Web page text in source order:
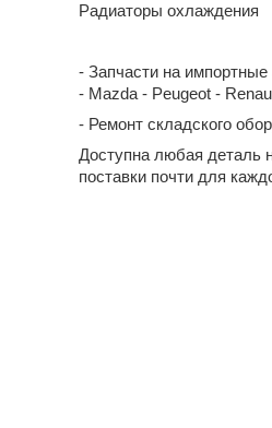
Радиаторы охлаждения
- Запчасти на
- Mazda - Peugeot -
- Ремонт складского
Доступна любая деталь
поставки почти для